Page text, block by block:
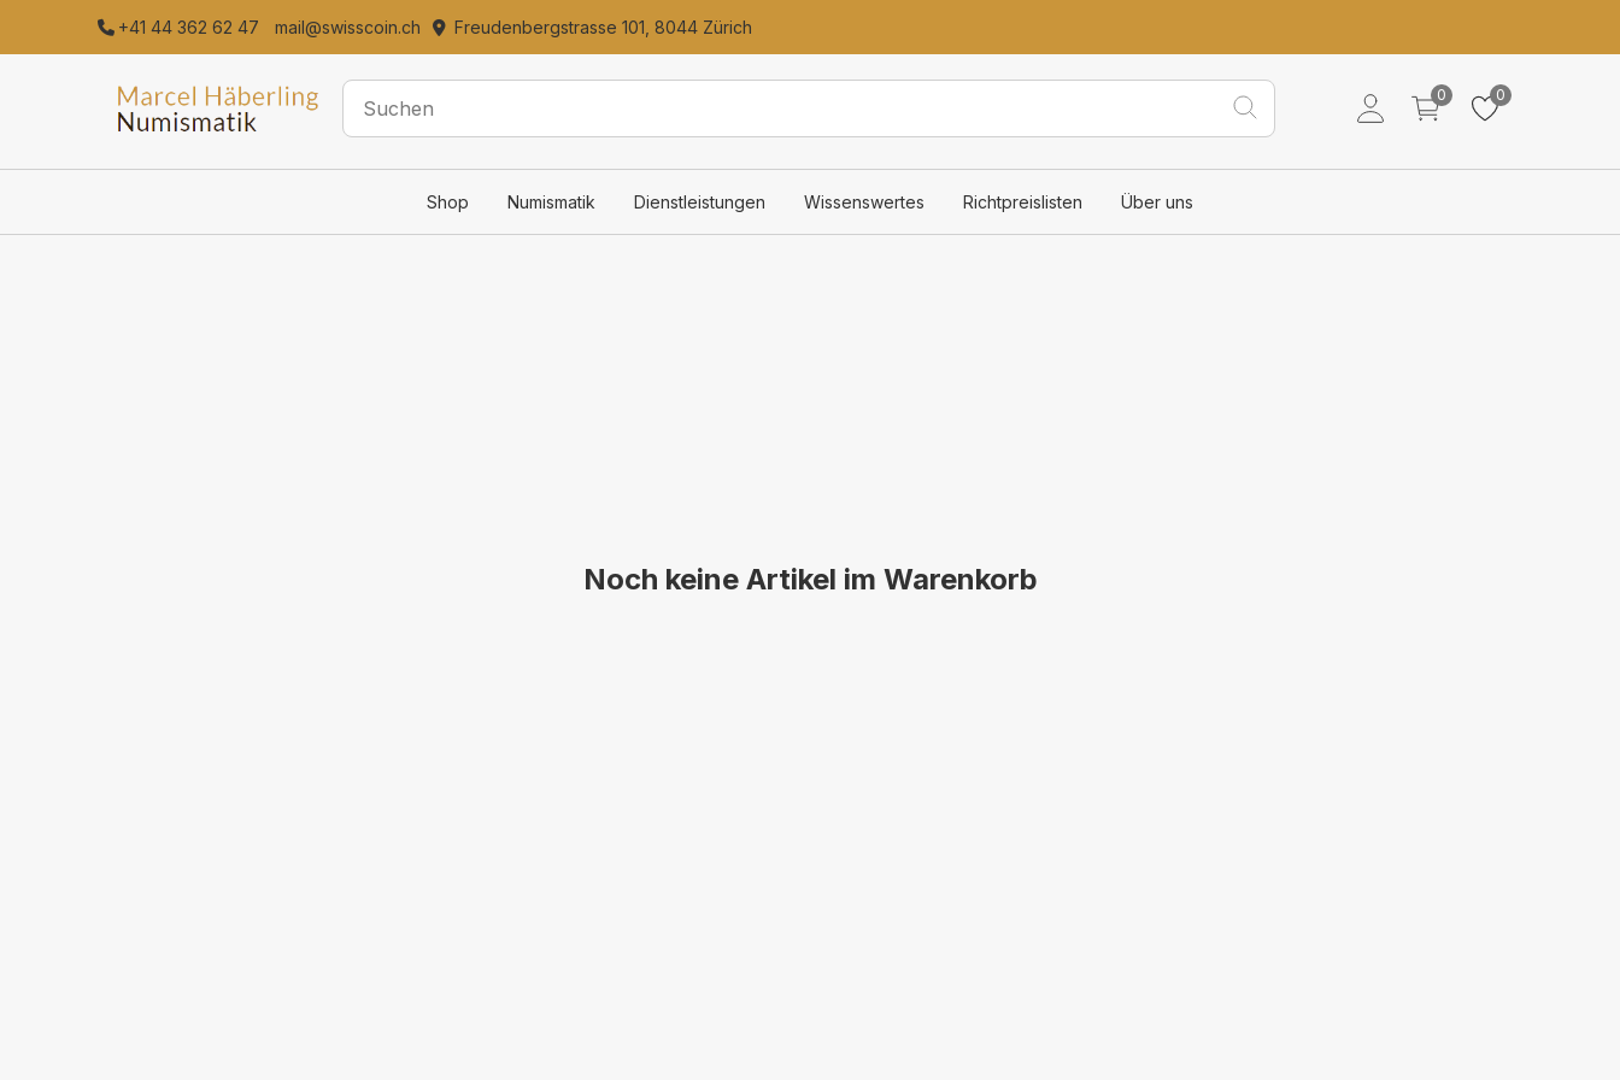
+41 44 362 62 47 mail@swisscoin.ch Freudenbergstrasse 101, 8044 Zürich
0
0
Shop Numismatik Dienstleistungen Wissenswertes Richtpreislisten Über uns
Noch keine Artikel im Warenkorb